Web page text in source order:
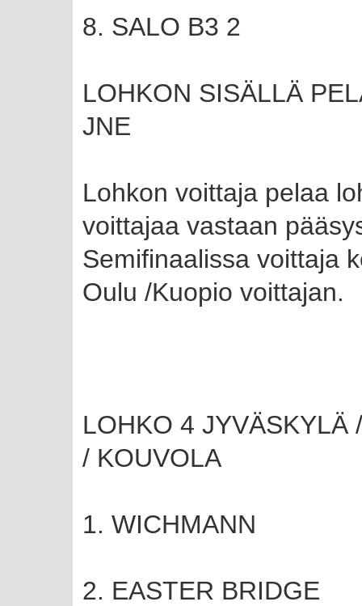
8. SALO B3 2
LOHKON SISÄLLÄ
JNE
Lohkon voittaja pelaa
voittajaa vastaan
Semifinaalissa voittaja
Oulu /Kuopio voittajan.
LOHKO 4 JYVÄSKYLÄ
/ KOUVOLA
1. WICHMANN
2. EASTER BRIDGE